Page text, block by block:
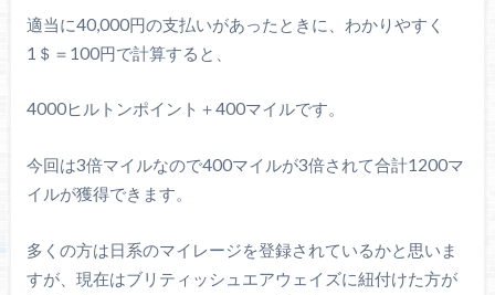
適当に40,000円の支払いがあったときに、わかりやすく
1＄＝100円で計算すると、
4000ヒルトンポイント＋400マイルです。
今回は3倍マイルなので400マイルが3倍されて合計1200マ
イルが獲得できます。
多くの方は日系のマイレージを登録されているかと思いま
すが、現在はブリティッシュエアウェイズに紐付けた方が